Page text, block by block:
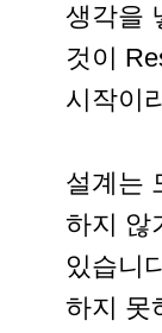
생각을
것이
시작이
설계는
하지 않
있습니
하지 못